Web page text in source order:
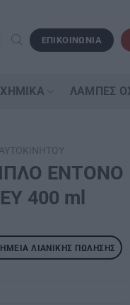
ΕΠΙΚΟΙΝΩΝΙΑ
ΛΆΜΠΕΣ
ΕΝΤΟΝΟ
400 ml
ΛΙΑΝΙΚΉΣ ΠΏΛΗΣΗΣ